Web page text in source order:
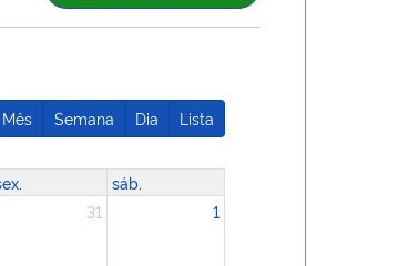
Mês Semana Dia Lista
sáb.
31 1